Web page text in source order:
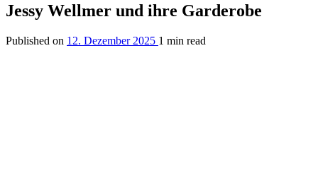
Jessy Wellmer und ihre Garderobe
Published on 12. Dezember 2025 1 min read